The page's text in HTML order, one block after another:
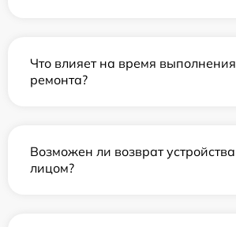
Что влияет на время выполнения
ремонта?
Возможен ли возврат
лицом?